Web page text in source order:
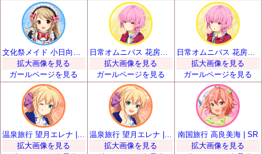
拡大画像を見る
ガールページを見る
日常オムニバス 花房優輝 | SR
拡大画像を見る
ガールページを見る
日常オムニバス 花房優輝 | SR
拡大画像を見る
ガールページを見る
拡大画像を見る
温泉旅行 望月エレナ | SR
拡大画像を見る
南国旅行 高良美海 | SR
拡大画像を見る